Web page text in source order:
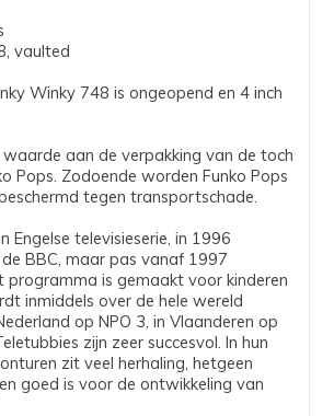
vaulted
Winky 748 is ongeopend en 4 inch
aan de verpakking van de toch
Pops. Zodoende worden Funko Pops
tegen transportschade.
Engelse televisieserie, in 1996
BBC, maar pas vanaf 1997
programma is gemaakt voor kinderen
inmiddels over de hele wereld
op NPO 3, in Vlaanderen op
zijn zeer succesvol. In hun
zit veel herhaling, hetgeen
goed is voor de ontwikkeling van